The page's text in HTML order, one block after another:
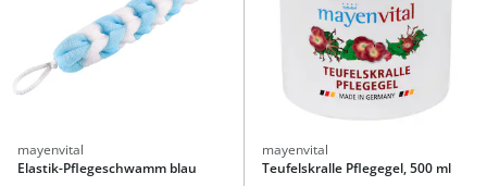
mayenvital
Elastik-Pflegeschwamm blau
mayenvital
Teufelskralle Pflegegel, 500 ml